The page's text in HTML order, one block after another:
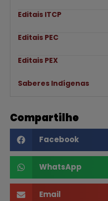
Editais ITCP
Editais PEC
Editais PEX
Saberes Indígenas
Compartilhe
Facebook
WhatsApp
Email